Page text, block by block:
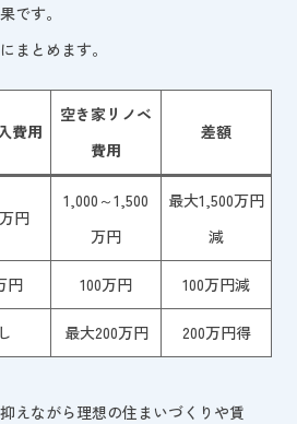
です。
まとめます。
費用
空き家リノベ
費用
差額
円
1,000～1,500
万円
最大1,500万円
減
円 100万円 100万円減
最大200万円 200万円得
えながら理想の住まいづくりや賃